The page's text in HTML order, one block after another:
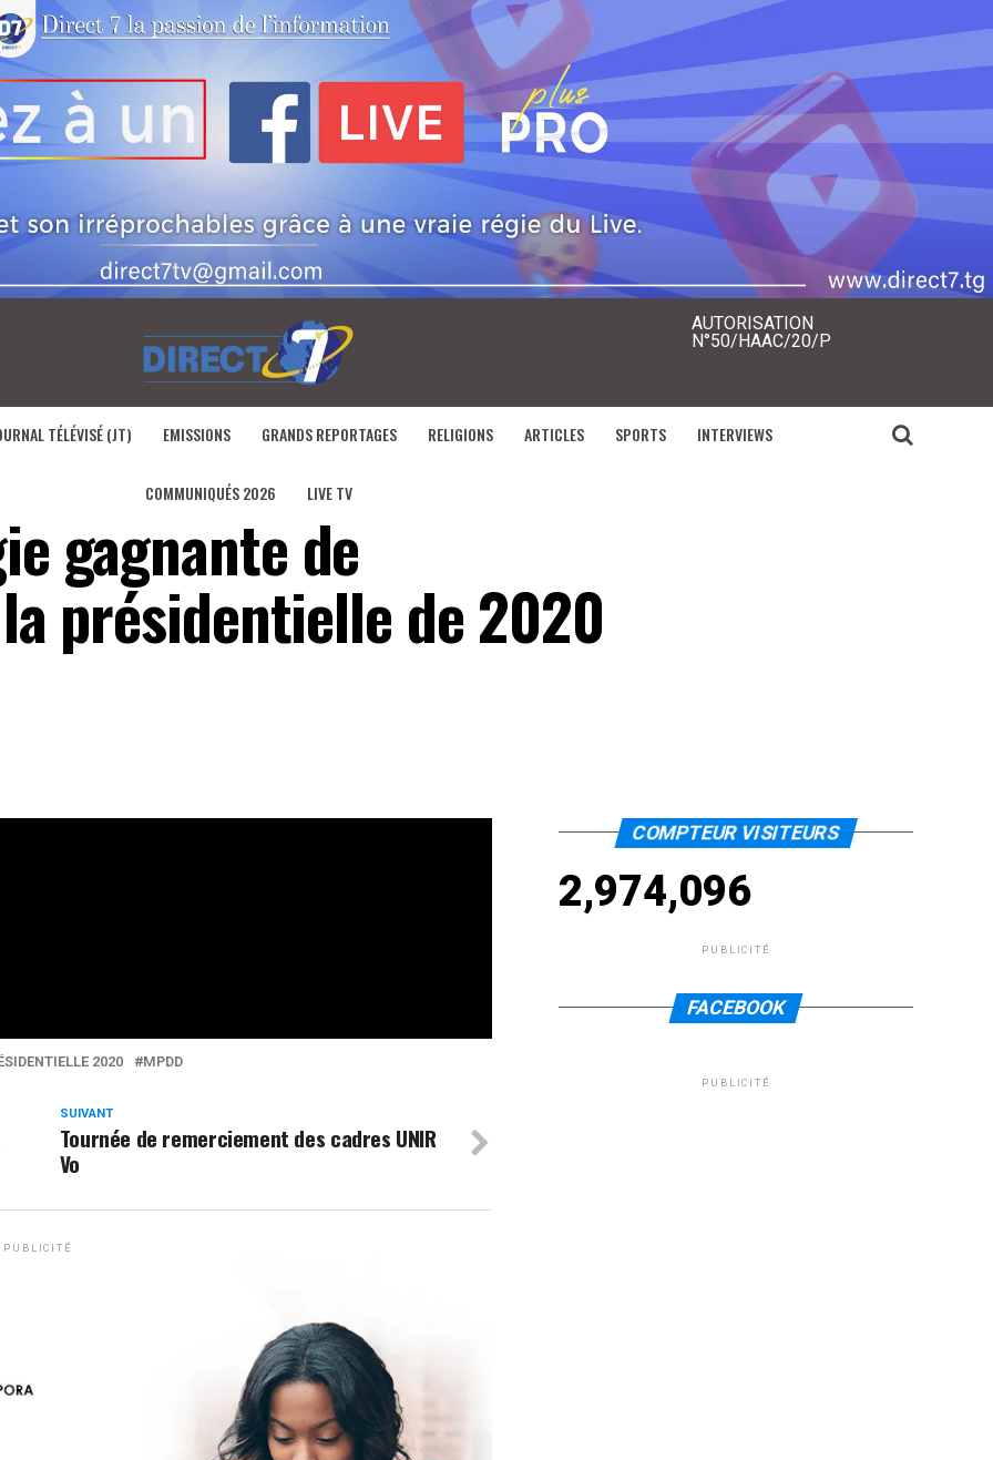
AUTORISATION
N°50/HAAC/20/P
TÉLÉVISÉ (JT) EMISSIONS GRANDS REPORTAGES RELIGIONS ARTICLES SPORTS INTERVIEWS
COMMUNIQUÉS 2026 LIVE TV
gagnante de
présidentielle de 2020
2020 MPDD
SUIVANT
Tournée de remerciement des cadres UNIR
Vo
PUBLICITÉ
COMPTEUR VISITEURS
2,974,096
PUBLICITÉ
FACEBOOK
PUBLICITÉ